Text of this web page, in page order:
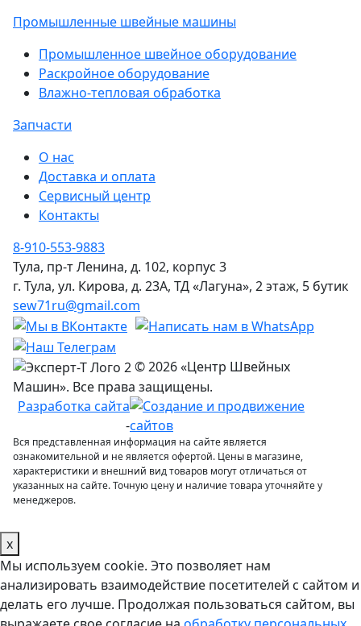
Промышленные швейные машины
Промышленное швейное оборудование
Раскройное оборудование
Влажно-тепловая обработка
Запчасти
О нас
Доставка и оплата
Сервисный центр
Контакты
8-910-553-9883
Тула, пр-т Ленина, д. 102, корпус 3
г. Тула, ул. Кирова, д. 23А, ТД «Лагуна», 2 этаж, 5 бутик
sew71ru@gmail.com
© 2026 «Центр Швейных
Машин». Все права защищены.
Разработка сайта
-
Вся представленная информация на сайте является
ознакомительной и не является офертой. Цены в магазине,
характеристики и внешний вид товаров могут отличаться от
указанных на сайте. Точную цену и наличие товара уточняйте у
менеджеров.
x
Мы используем cookie. Это позволяет нам
анализировать взаимодействие посетителей с сайтом и
делать его лучше. Продолжая пользоваться сайтом, вы